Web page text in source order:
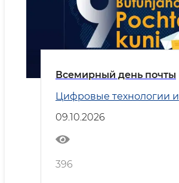
Всемирный день почты
Цифровые технологии и
09.10.2026
396